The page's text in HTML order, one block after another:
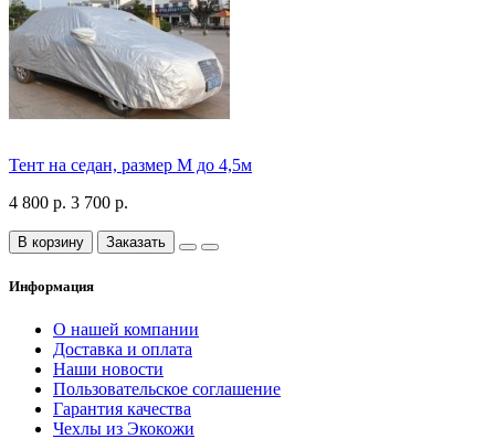
Тент на седан, размер М до 4,5м
4 800 р. 3 700 р.
В корзину Заказать
Информация
О нашей компании
Доставка и оплата
Наши новости
Пользовательское соглашение
Гарантия качества
Чехлы из Экокожи